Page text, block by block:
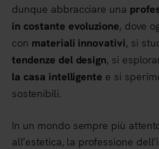
dunque abbracciare una
in costante evoluzione, dove
con materiali innovativi, si
tendenze del design, si
la casa intelligente e si
sostenibili.
In un mondo sempre più
all’estetica, la professione